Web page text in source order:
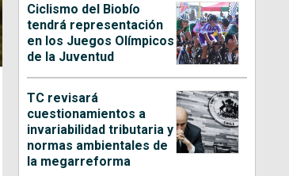
Ciclismo del Biobío
tendrá representación
en los Juegos Olímpicos
de la Juventud
TC revisará
cuestionamientos a
invariabilidad tributaria y
normas ambientales de
la megarreforma